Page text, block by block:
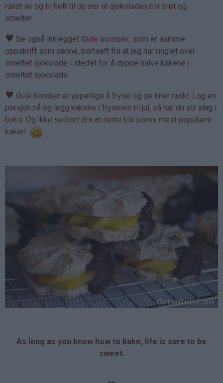
rundt av og til helt til du ser at sjokoladen blir bløt og
smelter.
♥ Se også innlegget Gule bomber, som er samme
oppskrift som denne, bortsett fra at jeg har ringlet over
smeltet sjokolade i stedet for å dyppe halve kakene i
smeltet sjokolade.
♥ Gule bomber er ypperlige å fryse og de tiner raskt. Lag en
porsjon nå og legg kakene i fryseren til jul, så har du ett slag i
boks. Og ikke se bort ifra at dette blir julens mest populære
kaker!
As long as you know how to bake, life is sure to be
sweet.